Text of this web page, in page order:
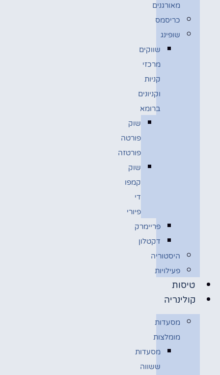
מאורגנים
כריסמס
שופינג
שווקים
מרכזי
קניות
וקניונים
ברומא
שוק
פורטה
פורטזה
שוק
קמפו
די
פיורי
פריימרק
דקטלון
היסטוריה
פעילויות
טיסות
קולינריה
מסעדות
מומלצות
מסעדות
ששווה